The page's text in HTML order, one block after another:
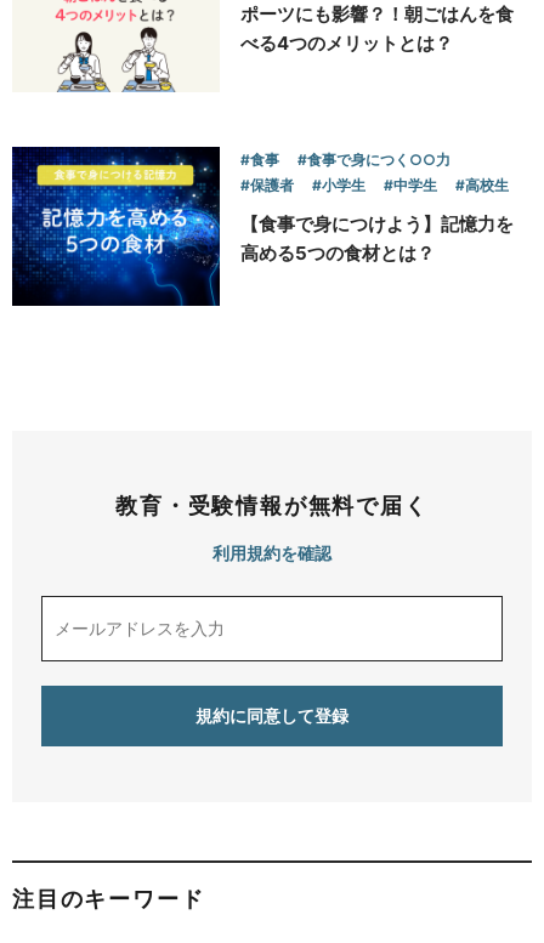
ポーツにも影響？！朝ごはんを食
べる4つのメリットとは？
#食事
#食事で身につく○○力
#保護者
#小学生 #中学生 #高校生
【食事で身につけよう】記憶力を
高める5つの食材とは？
教育・受験情報が無料で届く
利用規約を確認
注目のキーワード